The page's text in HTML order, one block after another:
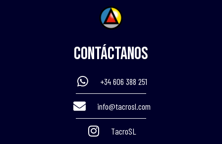
Contáctanos
+34 606 388 251
info@tacrosl.com
TacroSL